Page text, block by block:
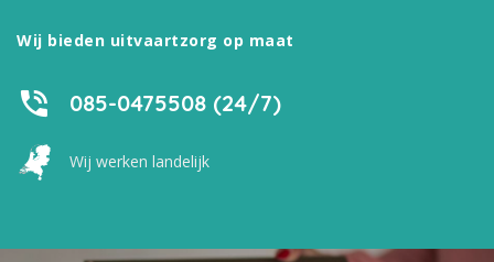
Wij bieden uitvaartzorg op maat
085-0475508 (24/7)
Wij werken landelijk